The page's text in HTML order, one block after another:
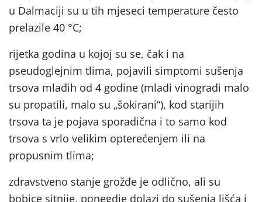
u Dalmaciji su u tih mjeseci temperature često
prelazile 40 °C;
rijetka godina u kojoj su se, čak i na
pseudoglejnim tlima, pojavili simptomi sušenja
trsova mlađih od 4 godine (mladi vinogradi malo
su propatili, malo su „šokirani“), kod starijih
trsova ta je pojava sporadična i to samo kod
trsova s vrlo velikim opterećenjem ili na
propusnim tlima;
zdravstveno stanje grožđe je odlično, ali su
bobice sitnije, ponegdje dolazi do sušenja lišća i